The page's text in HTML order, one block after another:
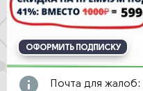
ОФОРМИТЬ ПОДПИСКУ
Почта для жалоб: